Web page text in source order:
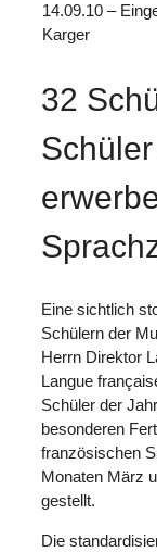
14.09.10 –
Karger
32
Eine sichtlich
Schülern der
Herrn Direktor
Langue
Schüler der
besonderen
französischen
Monaten März
gestellt.
Die